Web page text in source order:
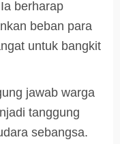
berharap
beban para
untuk bangkit
jawab warga
tanggung
sebangsa.